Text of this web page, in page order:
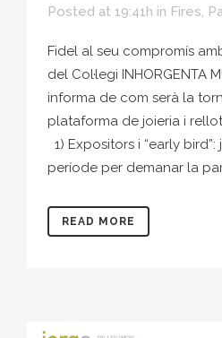
Posted at 19:41h in Fires,
Fidel al seu compromís
del Col·legi INHORGENTA
informa de com serà la
plataforma de joieria i
1) Expositors i “early bird”:
període per demanar la
READ MORE